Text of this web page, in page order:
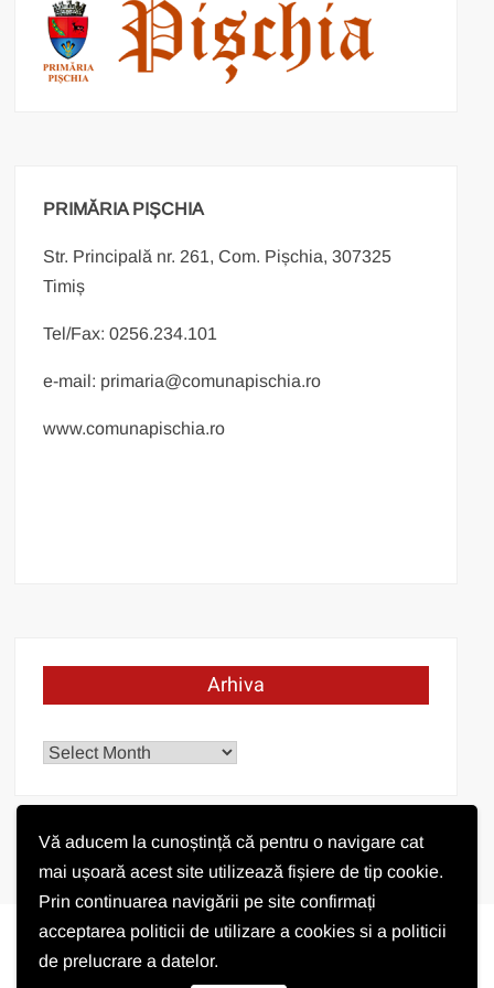
Vă aducem la cunoștință că pentru o navigare cat
mai ușoară acest site utilizează fișiere de tip cookie.
Prin continuarea navigării pe site confirmați
acceptarea politicii de utilizare a cookies si a politicii
de prelucrare a datelor.
PRIMĂRIA PIȘCHIA
Str. Principală nr. 261, Com. Pișchia, 307325
Timiș
Tel/Fax: 0256.234.101
e-mail: primaria@comunapischia.ro
www.comunapischia.ro
Arhiva
Arhiva
Vremea în Pișchia